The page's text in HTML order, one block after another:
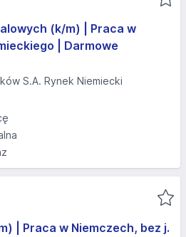
(k/m) | Praca w
| Darmowe
S.A. Rynek Niemiecki
| Praca w Niemczech, bez j.